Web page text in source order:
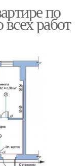
по
работ